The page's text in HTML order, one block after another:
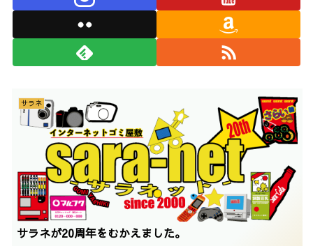
サラネ
サラネが20周年をむかえました。